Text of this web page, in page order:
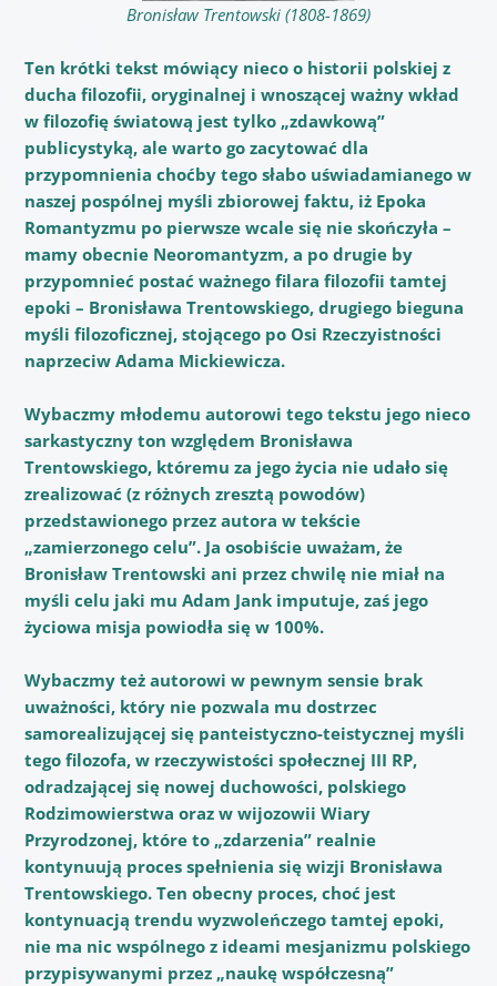
Bronisław Trentowski (1808-1869)
Ten krótki tekst mówiący nieco o historii polskiej z
ducha filozofii, oryginalnej i wnoszącej ważny wkład
w filozofię światową jest tylko „zdawkową”
publicystyką, ale warto go zacytować dla
przypomnienia choćby tego słabo uświadamianego w
naszej pospólnej myśli zbiorowej faktu, iż Epoka
Romantyzmu po pierwsze wcale się nie skończyła –
mamy obecnie Neoromantyzm, a po drugie by
przypomnieć postać ważnego filara filozofii tamtej
epoki – Bronisława Trentowskiego, drugiego bieguna
myśli filozoficznej, stojącego po Osi Rzeczyistności
naprzeciw Adama Mickiewicza.
Wybaczmy młodemu autorowi tego tekstu jego nieco
sarkastyczny ton względem Bronisława
Trentowskiego, któremu za jego życia nie udało się
zrealizować (z różnych zresztą powodów)
przedstawionego przez autora w tekście
„zamierzonego celu”. Ja osobiście uważam, że
Bronisław Trentowski ani przez chwilę nie miał na
myśli celu jaki mu Adam Jank imputuje, zaś jego
życiowa misja powiodła się w 100%.
Wybaczmy też autorowi w pewnym sensie brak
uważności, który nie pozwala mu dostrzec
samorealizującej się panteistyczno-teistycznej myśli
tego filozofa, w rzeczywistości społecznej III RP,
odradzającej się nowej duchowości, polskiego
Rodzimowierstwa oraz w wijozowii Wiary
Przyrodzonej, które to „zdarzenia” realnie
kontynuują proces spełnienia się wizji Bronisława
Trentowskiego. Ten obecny proces, choć jest
kontynuacją trendu wyzwoleńczego tamtej epoki,
nie ma nic wspólnego z ideami mesjanizmu polskiego
przypisywanymi przez „naukę współczesną”